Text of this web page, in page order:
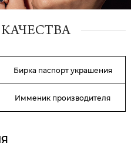
Бирка паспорт украшения
Имменик производителя